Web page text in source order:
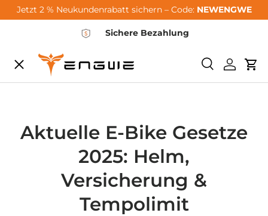
Saltar al contenido
Jetzt 2 % Neukundenrabatt sichern – Code: NEWENGWE
Sichere Bezahlung
BuscarIniciar
Menú
City-Sale
E-Bikes
Aktuelle E-Bike Gesetze
2025: Helm,
Versicherung &
Tempolimit